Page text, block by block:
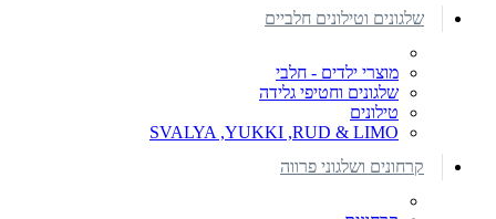
שלגונים וטילונים חלביים
מוצרי ילדים - חלבי
שלגונים וחטיפי גלידה
טילונים
SVALYA ,YUKKI ,RUD & LIMO
קרחונים ושלגוני פרווה